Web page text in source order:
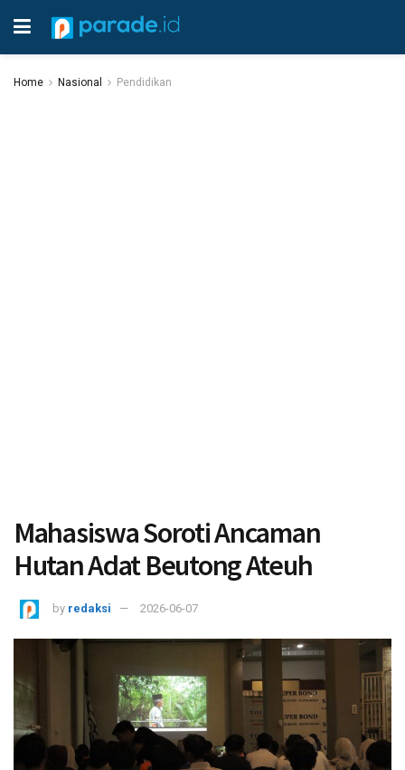
Home Nasional Pendidikan
Mahasiswa Soroti Ancaman
Hutan Adat Beutong Ateuh
by redaksi 2026-06-07